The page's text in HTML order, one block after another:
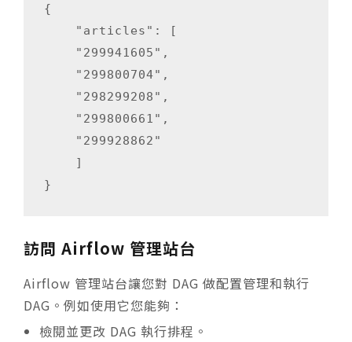
{
    "articles": [
    "299941605",
    "299800704",
    "298299208",
    "299800661",
    "299928862"
    ]
}
訪問 Airflow 管理站台
Airflow 管理站台讓您對 DAG 做配置管理和執行
DAG。例如使用它您能夠：
檢閱並更改 DAG 執行排程。